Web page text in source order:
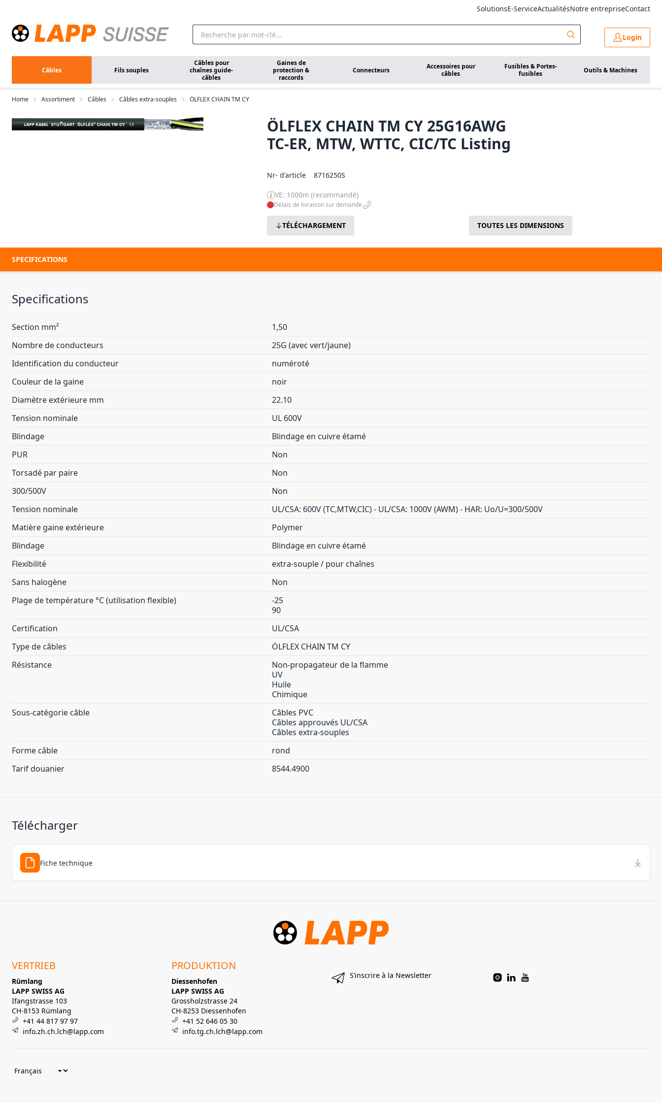
SolutionsE-ServiceActualitésNotre entrepriseContact
Login
Câbles Fils souples
Câbles pour
chaînes guide-
câbles
Gaines de
protection &
raccords
Connecteurs
Accessoires pour
câbles
Fusibles & Portes-
fusibles
Outils & Machines
Home Assortiment Câbles Câbles extra-souples ÖLFLEX CHAIN TM CY
ÖLFLEX CHAIN TM CY 25G16AWG
TC-ER, MTW, WTTC, CIC/TC Listing
Nr- d'article 8716250S
VE: 1000m (recommandé)
Délais de livraison sur demande
TÉLÉCHARGEMENT TOUTES LES DIMENSIONS
SPECIFICATIONS
Specifications
Section mm²
1,50
Nombre de conducteurs
25G (avec vert/jaune)
Identification du conducteur
numéroté
Couleur de la gaine
noir
Diamètre extérieure mm
22.10
Tension nominale
UL 600V
Blindage
Blindage en cuivre étamé
PUR
Non
Torsadé par paire
Non
300/500V
Non
Tension nominale
UL/CSA: 600V (TC,MTW,CIC) - UL/CSA: 1000V (AWM) - HAR: Uo/U=300/500V
Matière gaine extérieure
Polymer
Blindage
Blindage en cuivre étamé
Flexibilité
extra-souple / pour chaînes
Sans halogène
Non
Plage de température °C (utilisation flexible)
-25
90
Certification
UL/CSA
Type de câbles
ÖLFLEX CHAIN TM CY
Résistance
Non-propagateur de la flamme
UV
Huile
Chimique
Sous-catégorie câble
Câbles PVC
Câbles approuvés UL/CSA
Câbles extra-souples
Forme câble
rond
Tarif douanier
8544.4900
Télécharger
Fiche technique
VERTRIEB
Rümlang
LAPP SWISS AG
Ifangstrasse 103
CH-8153 Rümlang
+41 44 817 97 97
info.zh.ch.lch@lapp.com
PRODUKTION
Diessenhofen
LAPP SWISS AG
Grossholzstrasse 24
CH-8253 Diessenhofen
+41 52 646 05 30
info.tg.ch.lch@lapp.com
S’inscrire à la Newsletter